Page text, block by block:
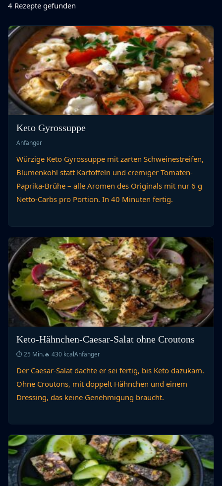
4 Rezepte gefunden
Keto Gyrossuppe
Anfänger
Würzige Keto Gyrossuppe mit zarten Schweinestreifen,
Blumenkohl statt Kartoffeln und cremiger Tomaten-
Paprika-Brühe – alle Aromen des Originals mit nur 6 g
Netto-Carbs pro Portion. In 40 Minuten fertig.
Keto-Hähnchen-Caesar-Salat ohne Croutons
⏱ 25 Min.🔥 430 kcalAnfänger
Der Caesar-Salat dachte er sei fertig, bis Keto dazukam.
Ohne Croutons, mit doppelt Hähnchen und einem
Dressing, das keine Genehmigung braucht.